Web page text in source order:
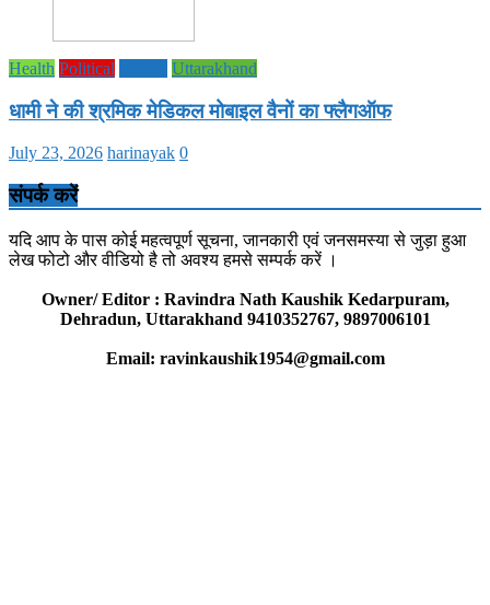
Health Political Uttarakhand
धामी ने की श्रमिक मेडिकल मोबाइल वैनों का फ्लैगऑफ
July 23, 2026 harinayak 0
संपर्क करें
यदि आप के पास कोई महत्वपूर्ण सूचना, जानकारी एवं जनसमस्या से जुड़ा हुआ
लेख फोटो और वीडियो है तो अवश्य हमसे सम्पर्क करें ।
Owner/ Editor : Ravindra Nath Kaushik Kedarpuram,
Dehradun, Uttarakhand 9410352767, 9897006101
Email: ravinkaushik1954@gmail.com